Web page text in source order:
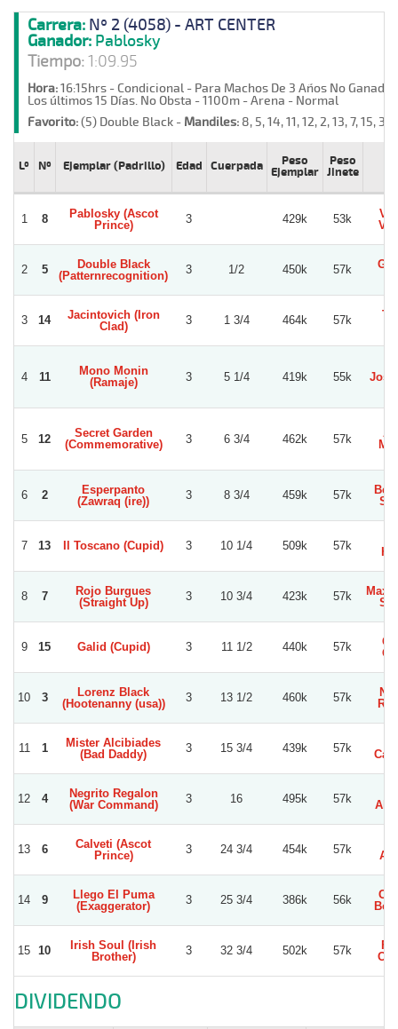
Carrera: Nº 2 (4058) - ART CENTER
Ganador: Pablosky
Tiempo:1:09.95
Hora:16:15hrs - Condicional - Para Machos De 3 Años No
Los últimos 15 Días. No Obsta - 1100m - Arena - Normal
Favorito:(5) Double Black - Mandiles: 8, 5, 14, 11, 12, 2, 13, 7, 15, 3,
Lº Nº Ejemplar (Padrillo) Edad Cuerpada
Peso
Ejemplar
Peso
Jinete
1 8
Pablosky (Ascot
Prince)
3 429k 53k
2 5
Double Black
(Patternrecognition)
3 1/2 450k 57k
3 14
Jacintovich (Iron
Clad)
3 1 3/4 464k 57k
4 11
Mono Monin
(Ramaje)
3 5 1/4 419k 55k Jose
5 12
Secret Garden
(Commemorative)
3 6 3/4 462k 57k
6 2
Esperpanto
(Zawraq (ire))
3 8 3/4 459k 57k
7 13 Il Toscano (Cupid) 3 10 1/4 509k 57k
8 7
Rojo Burgues
(Straight Up)
3 10 3/4 423k 57k
9 15 Galid (Cupid) 3 11 1/2 440k 57k
10 3
Lorenz Black
(Hootenanny (usa))
3 13 1/2 460k 57k
11 1
Mister Alcibiades
(Bad Daddy)
3 15 3/4 439k 57k
12 4
Negrito Regalon
(War Command)
3 16 495k 57k
13 6
Calveti (Ascot
Prince)
3 24 3/4 454k 57k
14 9
Llego El Puma
(Exaggerator)
3 25 3/4 386k 56k
15 10
Irish Soul (Irish
Brother)
3 32 3/4 502k 57k
DIVIDENDO